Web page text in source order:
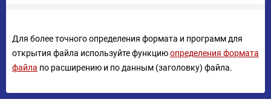
Для более точного определения формата и программ для
открытия файла используйте функциюопределения формата
файла по расширению и по данным (заголовку) файла.